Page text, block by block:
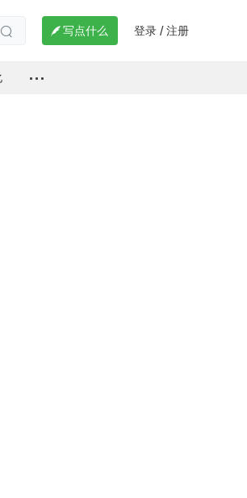
  写点什么 登录 / 注册